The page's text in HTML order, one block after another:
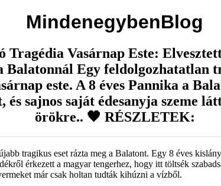
MindenegybenBlog
Tragédia Vasárnap Este:
Balatonnál Egy feldolgozhatatlan
este. A 8 éves Pannika a
és sajnos saját édesanyja szeme
örökre.. 🖤 RÉSZLETEK:
tragikus eset rázta meg a Balatont. Egy 8 éves
érkezett a magyar tengerhez, hogy itt töltsék
már csak holtan tudták kihúzni a vízből.